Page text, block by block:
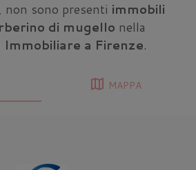
non sono presenti immobili
di mugello nella
Immobiliare a Firenze.
map MAPPA